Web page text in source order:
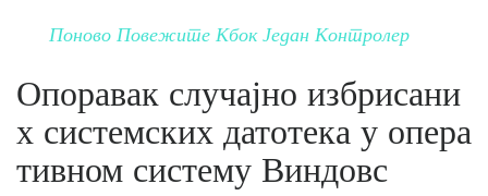
Поново Повежите Кбок Један Контролер
Опоравак случајно избрисани
х системских датотека у опера
тивном систему Виндовс